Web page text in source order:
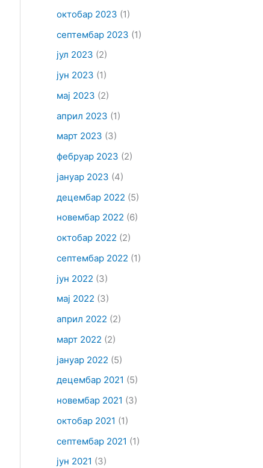
октобар 2023 (1)
септембар 2023 (1)
јул 2023 (2)
јун 2023 (1)
мај 2023 (2)
април 2023 (1)
март 2023 (3)
фебруар 2023 (2)
јануар 2023 (4)
децембар 2022 (5)
новембар 2022 (6)
октобар 2022 (2)
септембар 2022 (1)
јун 2022 (3)
мај 2022 (3)
април 2022 (2)
март 2022 (2)
јануар 2022 (5)
децембар 2021 (5)
новембар 2021 (3)
октобар 2021 (1)
септембар 2021 (1)
јун 2021 (3)